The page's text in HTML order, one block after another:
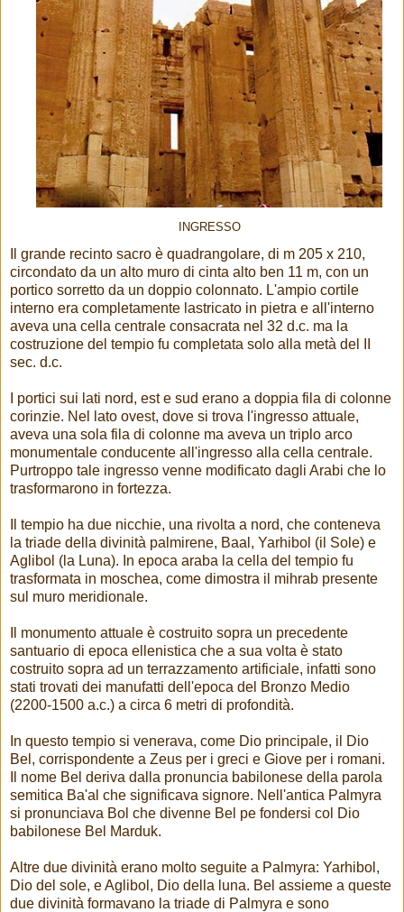
INGRESSO
Il grande recinto sacro è quadrangolare, di m 205 x 210,
circondato da un alto muro di cinta alto ben 11 m, con un
portico sorretto da un doppio colonnato. L'ampio cortile
interno era completamente lastricato in pietra e all'interno
aveva una cella centrale consacrata nel 32 d.c. ma la
costruzione del tempio fu completata solo alla metà del II
sec. d.c.
I portici sui lati nord, est e sud erano a doppia fila di colonne
corinzie. Nel lato ovest, dove si trova l'ingresso attuale,
aveva una sola fila di colonne ma aveva un triplo arco
monumentale conducente all'ingresso alla cella centrale.
Purtroppo tale ingresso venne modificato dagli Arabi che lo
trasformarono in fortezza.
Il tempio ha due nicchie, una rivolta a nord, che conteneva
la triade della divinità palmirene, Baal, Yarhibol (il Sole) e
Aglibol (la Luna). In epoca araba la cella del tempio fu
trasformata in moschea, come dimostra il mihrab presente
sul muro meridionale.
Il monumento attuale è costruito sopra un precedente
santuario di epoca ellenistica che a sua volta è stato
costruito sopra ad un terrazzamento artificiale, infatti sono
stati trovati dei manufatti dell'epoca del Bronzo Medio
(2200-1500 a.c.) a circa 6 metri di profondità.
In questo tempio si venerava, come Dio principale, il Dio
Bel, corrispondente a Zeus per i greci e Giove per i romani.
Il nome Bel deriva dalla pronuncia babilonese della parola
semitica Ba'al che significava signore. Nell'antica Palmyra
si pronunciava Bol che divenne Bel pe fondersi col Dio
babilonese Bel Marduk.
Altre due divinità erano molto seguite a Palmyra: Yarhibol,
Dio del sole, e Aglibol, Dio della luna. Bel assieme a queste
due divinità formavano la triade di Palmyra e sono